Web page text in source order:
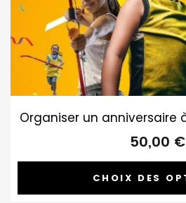
Organiser un anniversaire
50,00 €
CHOIX DES